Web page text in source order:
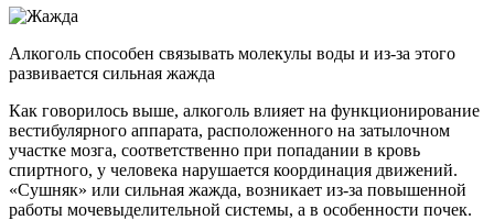
Алкоголь способен связывать молекулы воды и из-за этого
развивается сильная жажда
Как говорилось выше, алкоголь влияет на функционирование
вестибулярного аппарата, расположенного на затылочном
участке мозга, соответственно при попадании в кровь
спиртного, у человека нарушается координация движений.
«Сушняк» или сильная жажда, возникает из-за повышенной
работы мочевыделительной системы, а в особенности почек.